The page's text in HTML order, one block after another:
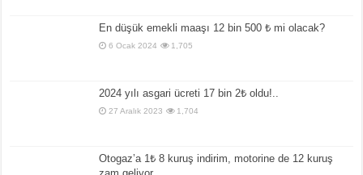
En düşük emekli maaşı 12 bin 500 ₺ mi olacak?
6 Ocak 2024 1,705
2024 yılı asgari ücreti 17 bin 2₺ oldu!..
27 Aralık 2023 1,704
Otogaz’a 1₺ 8 kuruş indirim, motorine de 12 kuruş